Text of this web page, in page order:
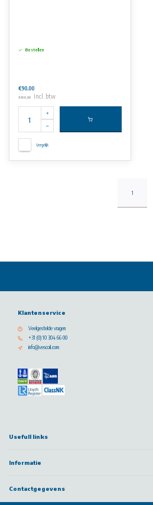
Bestellen
€90,00
€108,90 Incl. btw
Vergelijk
1
Klantenservice
Veelgestelde vragen
+31 (0) 10 304 66 00
info@vescoil.com
Usefull links
Informatie
Contactgegevens